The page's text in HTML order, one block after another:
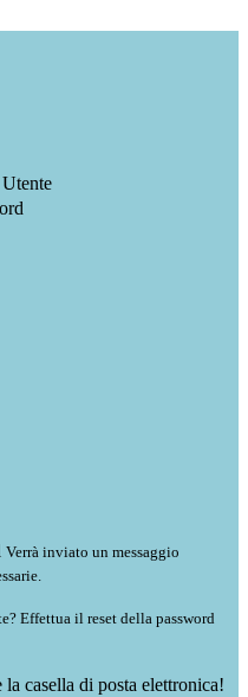
Verrà inviato un messaggio
Effettua il reset della password
casella di posta elettronica!